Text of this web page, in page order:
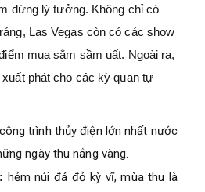
dừng lý tưởng. Không chỉ có
Las Vegas còn có các show
mua sắm sầm uất. Ngoài ra,
phát cho các kỳ quan tự
công trình thủy điện lớn nhất nước
ngày thu nắng vàng.
hẻm núi đá đỏ kỳ vĩ, mùa thu là